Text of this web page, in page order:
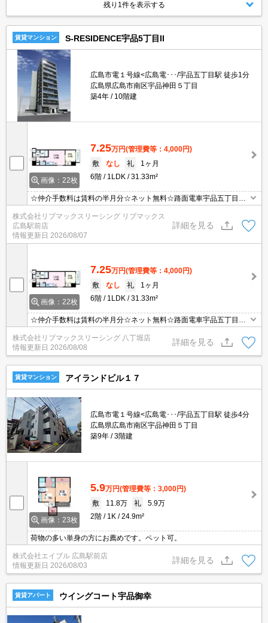
残り1件を表示する
賃貸マンション S-RESIDENCE宇品5丁目II
広島市電１号線<広島電･･･/宇品五丁目駅 徒歩1分
広島県広島市南区宇品神田５丁目
築4年
10階建
画像：22枚
7.25万円(管理費等：4,000円)
敷
なし 礼
1ヶ月
6階
1LDK 31.33m²
☆仲介手数料は賃料の半月分☆ネット無料☆路面電車宇品五丁目ま
で徒歩1分☆浴室乾燥機・温水洗浄便座・シャワー付洗面台等設備
充実☆モニタ付きオートロックで防犯面安心☆都市ガスで経済的☆
株式会社リブマックスリーシング リブマックス
広島駅前店
情報更新日 2026/08/07
詳細を見る
画像：22枚
7.25万円(管理費等：4,000円)
敷
なし 礼
1ヶ月
6階
1LDK 31.33m²
☆仲介手数料は賃料の半月分☆ネット無料☆路面電車宇品五丁目ま
で徒歩1分☆浴室乾燥機・温水洗浄便座・シャワー付洗面台等設備
充実☆モニタ付きオートロックで防犯面安心☆都市ガスで経済的☆
株式会社リブマックスリーシング 八丁堀店
情報更新日 2026/08/08
詳細を見る
賃貸マンション アイランドビル１７
広島市電１号線<広島電･･･/宇品五丁目駅 徒歩4分
広島県広島市南区宇品神田５丁目
築9年
3階建
画像：23枚
5.9万円(管理費等：3,000円)
敷
11.8万 礼
5.9万
2階
1K 24.9m²
荷物の多い単身の方にお薦めです。ペット可。
株式会社エイブル 広島駅前店
情報更新日 2026/08/03
詳細を見る
賃貸アパート ウイングコート宇品御幸